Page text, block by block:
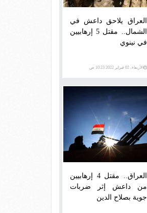
العراق يلاحق داعش في
الشمال.. مقتل 5 إرهابيين
في نينوي
الأربعاء، 02 فبراير 2022 10:23 ص
العراق.. مقتل 4 إرهابيين
من داعش إثر ضربات
جوية بصلاح الدين